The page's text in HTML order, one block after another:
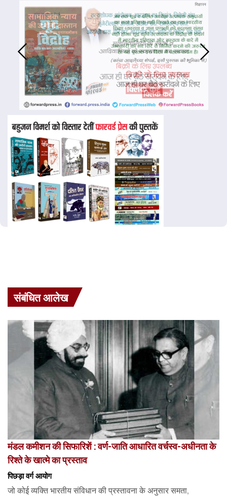
संबंधित आलेख
मंडल कमीशन की सिफारिशें : वर्ण-जाति आधारित वर्चस्व-अधीनता के
रिश्ते के खात्मे का प्रस्ताव
पिछड़ा वर्ग आयोग
जो कोई व्यक्ति भारतीय संविधान की प्रस्तावना के अनुसार समता,